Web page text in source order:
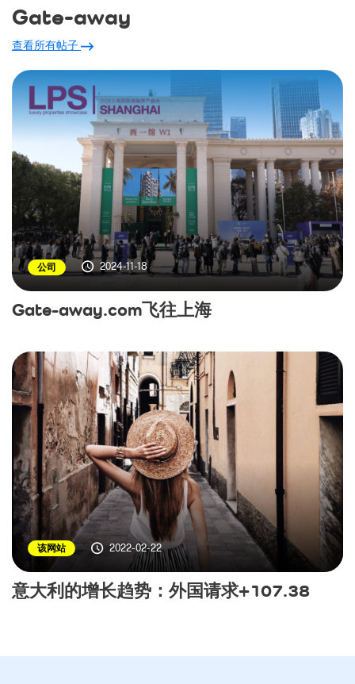
Gate-away
查看所有帖子
公司 2024-11-18
Gate-away.com飞往上海
该网站 2022-02-22
意大利的增长趋势：外国请求+107.38